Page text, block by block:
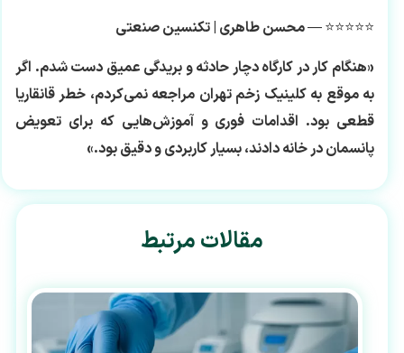
⭐⭐⭐⭐⭐ —محسن طاهری | تکنسین صنعتی
«هنگام کار در کارگاه دچار حادثه و بریدگی عمیق دست شدم. اگر
به موقع به کلینیک زخم تهران مراجعه نمی‌کردم، خطر قانقاریا
قطعی بود. اقدامات فوری و آموزش‌هایی که برای تعویض
پانسمان در خانه دادند، بسیار کاربردی و دقیق بود.»
مقالات مرتبط